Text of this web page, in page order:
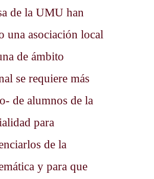
de la UMU han
una asociación local
de ámbito
se requiere más
de alumnos de la
para
de la
y para que